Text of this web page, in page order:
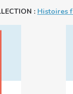
: Histoires